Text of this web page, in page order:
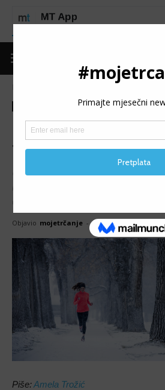
Trening
Kako održati
tokom zime?
U prethodnom članku smo govorili
motivisan tokom zime i na koje bitne
obratiti pažnju, a da ne ugrozite
Objavio mojetrčanje - 11/01/2017
Piše:Amela Trožić